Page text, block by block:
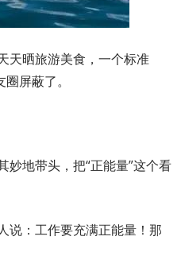
天晒旅游美食，一个标准
屏蔽了。
地带头，把“正能量”这个看
说：工作要充满正能量！那